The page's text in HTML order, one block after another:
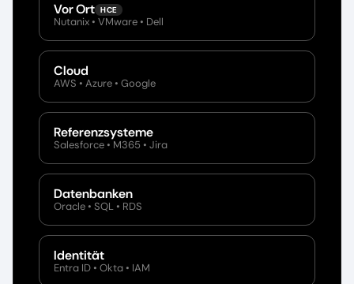
Vor Ort HCE
Nutanix • VMware • Dell
Cloud
AWS • Azure • Google
Referenzsysteme
Salesforce • M365 • Jira
Datenbanken
Oracle • SQL • RDS
Identität
Entra ID • Okta • IAM